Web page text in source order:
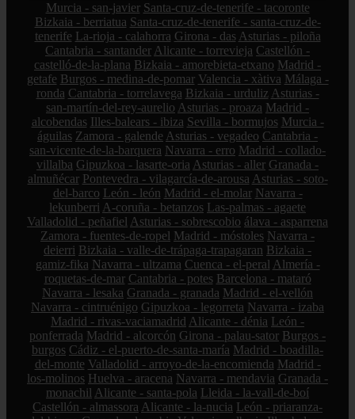
Murcia - san-javier Santa-cruz-de-tenerife - tacoronte
Bizkaia - berriatua Santa-cruz-de-tenerife - santa-cruz-de-
tenerife La-rioja - calahorra Girona - das Asturias - piloña
Cantabria - santander Alicante - torrevieja Castellón -
castelló-de-la-plana Bizkaia - amorebieta-etxano Madrid -
getafe Burgos - medina-de-pomar Valencia - xàtiva Málaga -
ronda Cantabria - torrelavega Bizkaia - urduliz Asturias -
san-martín-del-rey-aurelio Asturias - proaza Madrid -
alcobendas Illes-balears - ibiza Sevilla - bormujos Murcia -
águilas Zamora - galende Asturias - vegadeo Cantabria -
san-vicente-de-la-barquera Navarra - erro Madrid - collado-
villalba Gipuzkoa - lasarte-oria Asturias - aller Granada -
almuñécar Pontevedra - vilagarcía-de-arousa Asturias - soto-
del-barco León - león Madrid - el-molar Navarra -
lekunberri A-coruña - betanzos Las-palmas - agaete
Valladolid - peñafiel Asturias - sobrescobio álava - asparrena
Zamora - fuentes-de-ropel Madrid - móstoles Navarra -
deierri Bizkaia - valle-de-trápaga-trapagaran Bizkaia -
gamiz-fika Navarra - ultzama Cuenca - el-peral Almería -
roquetas-de-mar Cantabria - potes Barcelona - mataró
Navarra - lesaka Granada - granada Madrid - el-vellón
Navarra - cintruénigo Gipuzkoa - legorreta Navarra - izaba
Madrid - rivas-vaciamadrid Alicante - dénia León -
ponferrada Madrid - alcorcón Girona - palau-sator Burgos -
burgos Cádiz - el-puerto-de-santa-maría Madrid - boadilla-
del-monte Valladolid - arroyo-de-la-encomienda Madrid -
los-molinos Huelva - aracena Navarra - mendavia Granada -
monachil Alicante - santa-pola Lleida - la-vall-de-boí
Castellón - almassora Alicante - la-nucia León - priaranza-